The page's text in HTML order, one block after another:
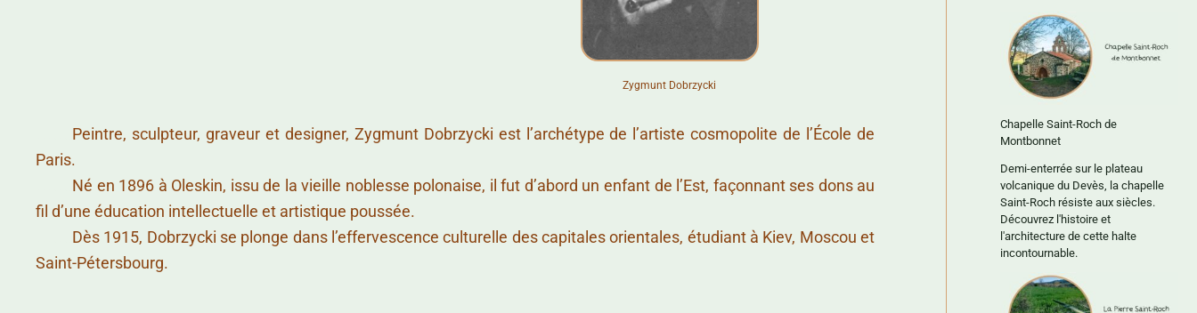
Zygmunt Dobrzycki
Peintre, sculpteur, graveur et designer, Zygmunt Dobrzycki est l’archétype de l’artiste cosmopolite de l’École de
Paris.
Né en 1896 à Oleskin, issu de la vieille noblesse polonaise, il fut d’abord un enfant de l’Est, façonnant ses dons au
fil d’une éducation intellectuelle et artistique poussée.
Dès 1915, Dobrzycki se plonge dans l’effervescence culturelle des capitales orientales, étudiant à Kiev, Moscou et
Saint-Pétersbourg.
Chapelle Saint-Roch de
Montbonnet
Demi-enterrée sur le plateau
volcanique du Devès, la chapelle
Saint-Roch résiste aux siècles.
Découvrez l'histoire et
l'architecture de cette halte
incontournable.